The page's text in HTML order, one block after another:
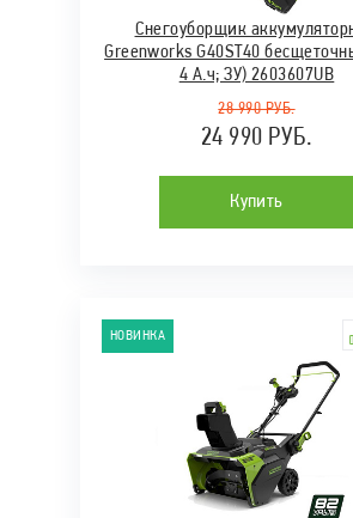
Снегоуборщик
Greenworks G40ST40
4 А.ч; ЗУ) 2603607UB
28 990 РУБ.
24 990 РУБ.
Купить
НОВИНКА